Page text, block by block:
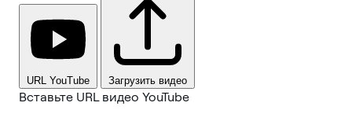
URL YouTube Загрузить видео
Вставьте URL видео YouTube